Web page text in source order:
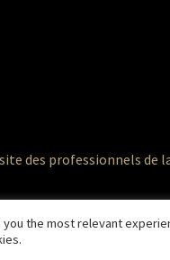
des professionnels de
the most relevant